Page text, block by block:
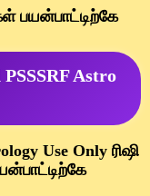
பயன்பாட்டிற்கே
Astro
Use Only ரிஷி